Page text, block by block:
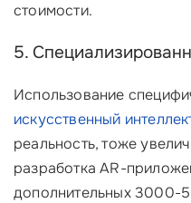
стоимости.
5.
Использование
искусственный
реальность, тоже
разработка AR-
дополнительных 3000-